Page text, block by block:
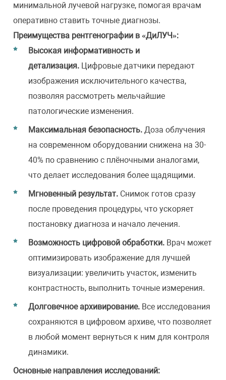
минимальной лучевой нагрузке, помогая врачам
оперативно ставить точные диагнозы.
Преимущества рентгенографии в «ДиЛУЧ»:
Высокая информативность и
детализация. Цифровые датчики передают
изображения исключительного качества,
позволяя рассмотреть мельчайшие
патологические изменения.
Максимальная безопасность.Доза облучения
на современном оборудовании снижена на 30-
40% по сравнению с плёночными аналогами,
что делает исследования более щадящими.
Мгновенный результат. Снимок готов сразу
после проведения процедуры, что ускоряет
постановку диагноза и начало лечения.
Возможность цифровой обработки. Врач может
оптимизировать изображение для лучшей
визуализации: увеличить участок, изменить
контрастность, выполнить точные измерения.
Долговечное архивирование. Все исследования
сохраняются в цифровом архиве, что позволяет
в любой момент вернуться к ним для контроля
динамики.
Основные направления исследований: